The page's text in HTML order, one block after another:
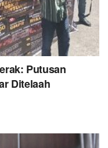
Putusan
Ditelaah